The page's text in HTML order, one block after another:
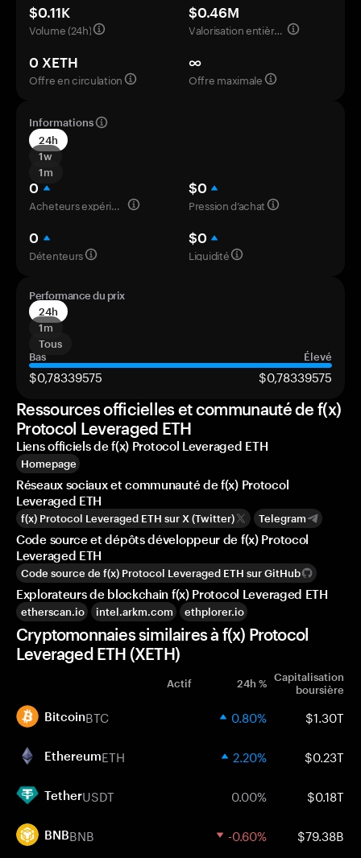
$0.11K
Volume (24h)
$0.46M
Valorisation entièrement diluée
0 XETH
Offre en circulation
∞
Offre maximale
Informations
24h
1w
1m
0
Acheteurs expérimentés
$0
Pression d’achat
0
Détenteurs
$0
Liquidité
Performance du prix
24h
1m
Tous
Bas
Élevé
$0,78339575
$0,78339575
Ressources officielles et communauté de f(x)
Protocol Leveraged ETH
Liens officiels de f(x) Protocol Leveraged ETH
Homepage
Réseaux sociaux et communauté de f(x) Protocol
Leveraged ETH
f(x) Protocol Leveraged ETH sur X (Twitter) Telegram
Code source et dépôts développeur de f(x) Protocol
Leveraged ETH
Code source de f(x) Protocol Leveraged ETH sur GitHub
Explorateurs de blockchain f(x) Protocol Leveraged ETH
etherscan.io intel.arkm.com ethplorer.io
Cryptomonnaies similaires à f(x) Protocol
Leveraged ETH (XETH)
Actif 24h % Capitalisation
boursière
BitcoinBTC 0.80% $1.30T
EthereumETH 2.20% $0.23T
TetherUSDT 0.00% $0.18T
BNBBNB -0.60% $79.38B